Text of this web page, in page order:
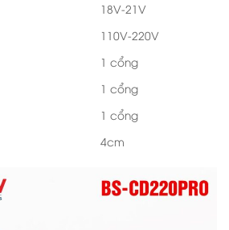
18V-21V
110V-220V
1 cổng
1 cổng
1 cổng
4cm